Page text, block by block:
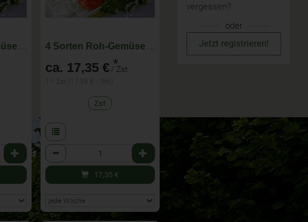
3 Sorten Roh-Gemüse für KW 33 - im Abo wöchentlich wechselnde Zusammenstellung 4 Sorten Roh-Gemüse für KW 33 - im Abo wöchentlich wechselnde Zusammenstellung
ca. 17,35 € *
/ Zst
Zst
Anzahl
17,35 €
vergessen?
oder
Jetzt registrieren!